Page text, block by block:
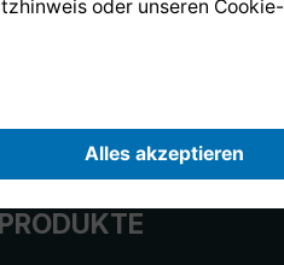
PRODUKTE